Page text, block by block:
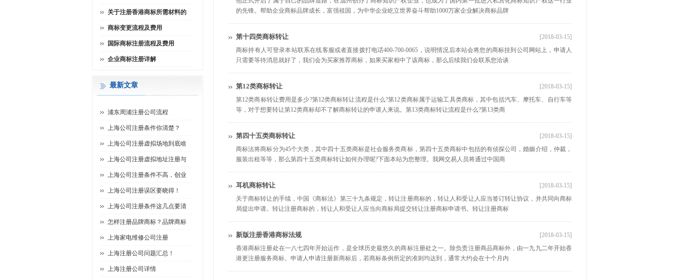
的先锋。帮助企业商标品牌成长，富强祖国，为中华企业屹立世界奋斗帮助1000万家企业解决商标品牌
第十四类商标转让
[2018-03-15]
商标持有人可登录本站联系在线客服或者直接拨打电话400-700-0065，说明情况后本站会将您的商标挂到公司网站上，申请人
只需要等待消息就好了，我们会为买家推荐商标，如果买家相中了该商标，那么后续我们会联系您洽谈
第12类商标转让
[2018-03-15]
第12类商标转让费用是多少?第12类商标转让流程是什么?第12类商标属于运输工具类商标，其中包括汽车、摩托车、自行车等
等，对于想要转让第12类商标却不了解商标转让的申请人来说。第13类商标转让流程是什么?第13类商
第四十五类商标转让
[2018-03-15]
商标法将商标分为45个大类，其中四十五类商标是社会服务类商标，第四十五类商标中包括的有侦探公司，婚姻介绍，仲裁，
服装出租等等，那么第四十五类商标转让如何办理呢?下面本站为您整理。我网交易人员将通过中国商
耳机商标转让
[2018-03-15]
关于商标转让的手续，中国《商标法》第三十九条规定，转让注册商标的，转让人和受让人应当签订转让协议，并共同向商标
局提出申请。转让注册商标的，转让人和受让人应当向商标局提交转让注册商标申请书。转让注册商标
新版注册香港商标法规
[2018-03-15]
香港商标注册处在一八七四年开始运作，是全球历史最悠久的商标注册处之一。除负责注册商品商标外，由一九九二年开始香
港更注册服务商标。申请人申请注册新商标后，若商标条例所定的准则均达到，通常大约会在十个月内
关于注册香港商标所需材料的
商标变更流程及费用
国际商标注册流程及费用
企业商标注册详解
最新文章
浦东周浦注册公司流程
上海公司注册条件你清楚？
上海公司注册虚拟场地到底啥
上海公司注册虚拟地址注册与
上海公司注册条件不高，创业
上海公司注册误区要晓得！
上海公司注册条件这几点要清
怎样注册品牌商标？品牌商标
上海家电维修公司注册
上海注册公司问题汇总！
上海注册公司详情